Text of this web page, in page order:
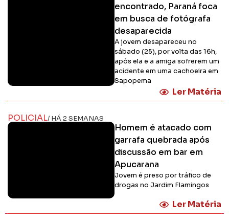
encontrado, Paraná foca
em busca de fotógrafa
desaparecida
A jovem desapareceu no
sábado (25), por volta das 16h,
após ela e a amiga sofrerem um
acidente em uma cachoeira em
Sapopema
Ler Matéria
POLICIAL/ HÁ 2 SEMANAS
Homem é atacado com
garrafa quebrada após
discussão em bar em
Apucarana
Jovem é preso por tráfico de
drogas no Jardim Flamingos
Ler Matéria